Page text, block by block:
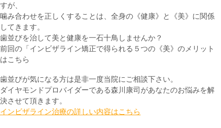
すが、
噛み合わせを正しくすることは、全身の《健康》と《美》に関係
してきます。
歯並びを治して美と健康を一石十鳥しませんか？
前回の「インビザライン矯正で得られる５つの《美》のメリット
はこちら
歯並びが気になる方は是非一度当院にご相談下さい。
ダイヤモンドプロバイダーである森川康司があなたのお悩みを解
決させて頂きます。
インビザライン治療の詳しい内容はこちら